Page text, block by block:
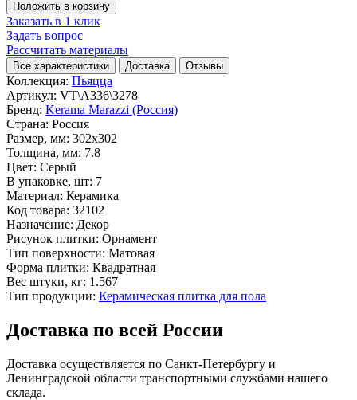
Положить в корзину
Заказать в 1 клик
Задать вопрос
Рассчитать материалы
Все характеристики Доставка Отзывы
Коллекция: Пьяцца
Артикул: VT\A336\3278
Бренд: Kerama Marazzi (Россия)
Страна: Россия
Размер, мм: 302x302
Толщина, мм: 7.8
Цвет: Серый
В упаковке, шт: 7
Материал: Керамика
Код товара: 32102
Назначение: Декор
Рисунок плитки: Орнамент
Тип поверхности: Матовая
Форма плитки: Квадратная
Вес штуки, кг: 1.567
Тип продукции: Керамическая плитка для пола
Доставка по всей России
Доставка осуществляется по Санкт-Петербургу и
Ленинградской области транспортными службами нашего
склада.